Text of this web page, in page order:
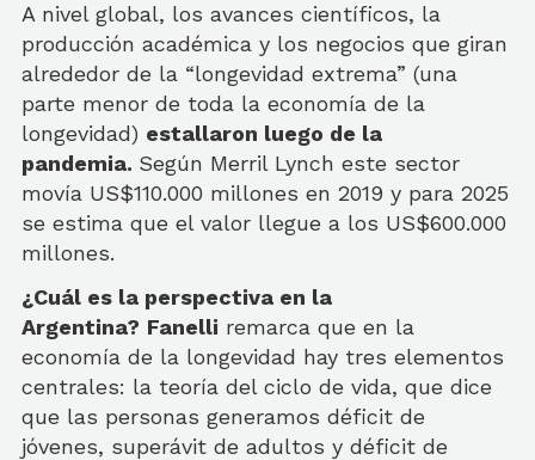
A nivel global, los avances científicos, la
producción académica y los negocios que giran
alrededor de la “longevidad extrema” (una
parte menor de toda la economía de la
longevidad) estallaron luego de la
pandemia. Según Merril Lynch este sector
movía US$110.000 millones en 2019 y para 2025
se estima que el valor llegue a los US$600.000
millones.
¿Cuál es la perspectiva en la
Argentina? Fanelli remarca que en la
economía de la longevidad hay tres elementos
centrales: la teoría del ciclo de vida, que dice
que las personas generamos déficit de
jóvenes, superávit de adultos y déficit de